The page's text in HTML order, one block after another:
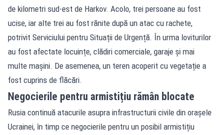
de kilometri sud-est de Harkov. Acolo, trei persoane au fost
ucise, iar alte trei au fost rănite după un atac cu rachete,
potrivit Serviciului pentru Situații de Urgență. În urma loviturilor
au fost afectate locuințe, clădiri comerciale, garaje și mai
multe mașini. De asemenea, un teren acoperit cu vegetație a
fost cuprins de flăcări.
Negocierile pentru armistițiu rămân blocate
Rusia continuă atacurile asupra infrastructurii civile din orașele
Ucrainei, în timp ce negocierile pentru un posibil armistițiu